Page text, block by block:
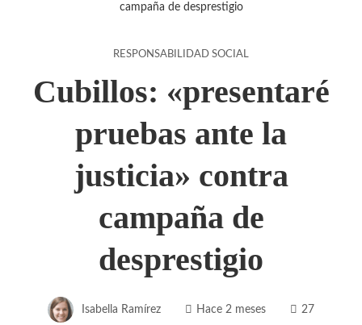
campaña de desprestigio
RESPONSABILIDAD SOCIAL
Cubillos: «presentaré
pruebas ante la
justicia» contra
campaña de
desprestigio
Isabella Ramírez Hace 2 meses 27